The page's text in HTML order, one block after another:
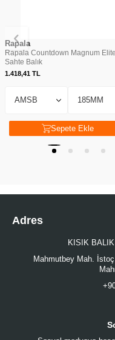
Rapala
Rapala Countdown Magnum Elite
Sahte Balık
1.418,41 TL
Sepete Ekle
Adres
KISIK
Mahmutbey Mah.